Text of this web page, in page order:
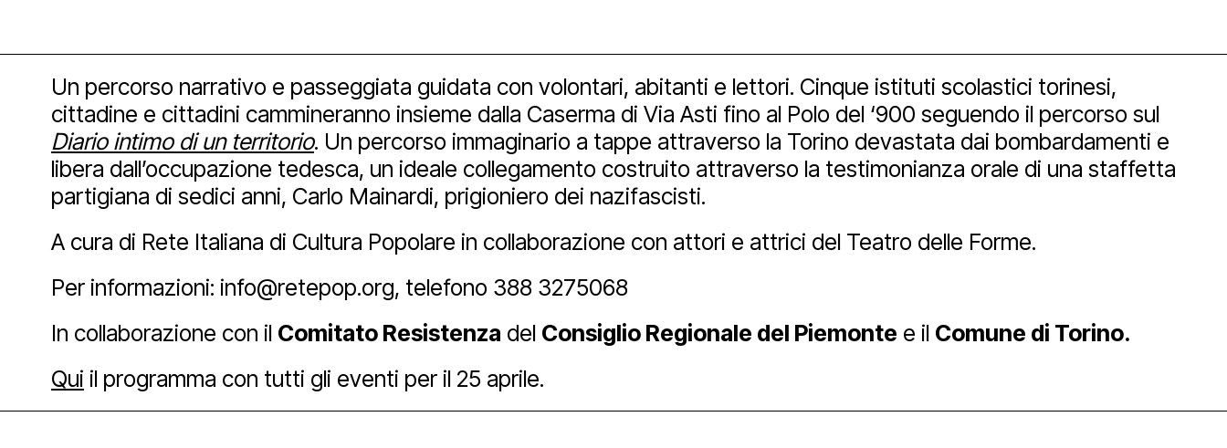
Un percorso narrativo e passeggiata guidata con volontari, abitanti e lettori. Cinque istituti scolastici torinesi,
cittadine e cittadini cammineranno insieme dalla Caserma di Via Asti fino al Polo del ‘900 seguendo il percorso sul
Diario intimo di un territorio. Un percorso immaginario a tappe attraverso la Torino devastata dai bombardamenti e
libera dall’occupazione tedesca, un ideale collegamento costruito attraverso la testimonianza orale di una staffetta
partigiana di sedici anni, Carlo Mainardi, prigioniero dei nazifascisti.
A cura di Rete Italiana di Cultura Popolare in collaborazione con attori e attrici del Teatro delle Forme.
Per informazioni: info@retepop.org, telefono 388 3275068
In collaborazione con il Comitato Resistenza del Consiglio Regionale del Piemonte e il Comune di Torino.
Qui il programma con tutti gli eventi per il 25 aprile.